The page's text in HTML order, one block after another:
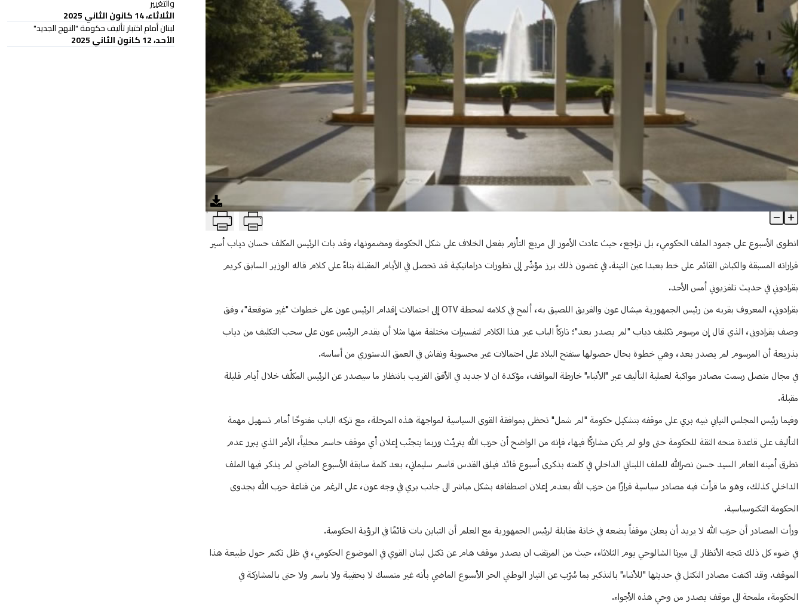
عون يلوّح بخطوات "غير متوقّعة"... و"حزب الله" يتريّث في الحسم T
Article Content
انطوى الأسبوع على جمود الملف الحكومي، بل تراجع، حيث عادت الأمور الى مربع التأزم بفعل الخلاف على شكل الحكومة ومضمونها، وقد بات الرئيس المكلف حسان دياب أسير
قراراته المسبقة والكباش القائم على خط بعبدا عين التينة. في غضون ذلك برز مؤشّر إلى تطورات دراماتيكية قد تحصل في الأيام المقبلة بناءً على كلام قاله الوزير السابق كريم
بقرادوني في حديث تلفزيوني أمس الأحد.
بقرادوني، المعروف بقربه من رئيس الجمهورية ميشال عون والفريق اللصيق به، ألمح في كلامه لمحطة OTV إلى احتمالات إقدام الرئيس عون على خطوات "غير متوقعة"، وفق
وصف بقرادوني، الذي قال إن مرسوم تكليف دياب "لم يصدر بعد"؛ تاركاً الباب عبر هذا الكلام لتفسيرات مختلفة منها مثلا أن يقدم الرئيس عون على سحب التكليف من دياب
بذريعة أن المرسوم لم يصدر بعد، وهي خطوة بحال حصولها ستفتح البلاد على احتمالات غير محسوبة ونقاش في العمق الدستوري من أساسه.
في مجال متصل رسمت مصادر مواكبة لعملية التأليف عبر "الأنباء" خارطة المواقف، مؤكدة ان لا جديد في الأفق القريب بانتظار ما سيصدر عن الرئيس المكلّف خلال أيام قليلة
مقبلة.
وفيما رئيس المجلس النيابي نبيه بري على موقفه بتشكيل حكومة "لم شمل" تحظى بموافقة القوى السياسية لمواجهة هذه المرحلة، مع تركه الباب مفتوحًا أمام تسهيل مهمة
التأليف على قاعدة منحه الثقة للحكومة حتى ولو لم يكن مشاركًا فيها، فإنه من الواضح أن حزب الله يتريّث وربما يتجنّب إعلان أي موقف حاسم محلياً، الأمر الذي يبرر عدم
تطرق أمينه العام السيد حسن نصرالله للملف اللبناني الداخلي في كلمته بذكرى أسبوع قائد فيلق القدس قاسم سليماني، بعد كلمة سابقة الأسبوع الماضي لم يذكر فيها الملف
الداخلي كذلك، وهو ما قرأت فيه مصادر سياسية قرارًا من حزب الله بعدم إعلان اصطفافه بشكل مباشر الى جانب بري في وجه عون، على الرغم من قناعة حزب الله بجدوى
الحكومة التكنوسياسية.
ورأت المصادر أن حزب الله لا يريد أن يعلن موقفاً يضعه في خانة مقابلة لرئيس الجمهورية مع العلم أن التباين بات قائمًا في الرؤية الحكومية.
في ضوء كل ذلك تتجه الأنظار الى ميرنا الشالوحي يوم الثلاثاء، حيث من المرتقب ان يصدر موقف هام عن تكتل لبنان القوي في الموضوع الحكومي، في ظل تكتم حول طبيعة هذا
الموقف. وقد اكتفت مصادر التكتل في حديثها "للأنباء" بالتذكير بما سُرّب عن التيار الوطني الحر الأسبوع الماضي بأنه غير متمسك لا بحقيبة ولا باسم ولا حتى بالمشاركة في
الحكومة، ملمحة الى موقف يصدر من وحي هذه الأجواء.
والتغيير
الثلاثاء، 14 كانون الثاني 2025
لبنان أمام اختبار تأليف حكومة "النهج الجديد"
الأحد، 12 كانون الثاني 2025